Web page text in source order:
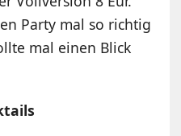
Party mal so richtig
mal einen Blick